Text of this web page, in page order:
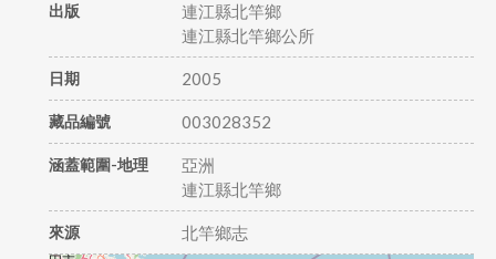
出版
連江縣北竿鄉
連江縣北竿鄉公所
日期 2005
藏品編號 003028352
涵蓋範圍-地理
亞洲
連江縣北竿鄉
來源 北竿鄉志